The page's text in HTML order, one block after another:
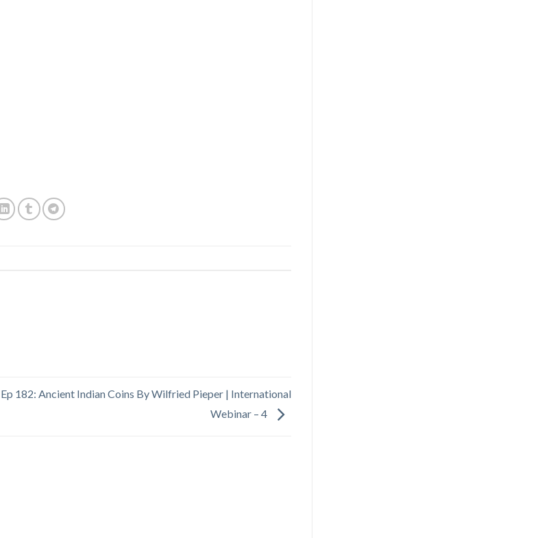
Ep 182: Ancient Indian Coins By Wilfried Pieper | International
Webinar – 4